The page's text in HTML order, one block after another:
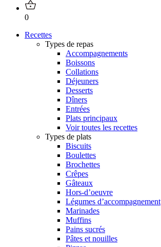
0
Recettes
Types de repas
Accompagnements
Boissons
Collations
Déjeuners
Desserts
Dîners
Entrées
Plats principaux
Voir toutes les recettes
Types de plats
Biscuits
Boulettes
Brochettes
Crêpes
Gâteaux
Hors-d’oeuvre
Légumes d’accompagnement
Marinades
Muffins
Pains sucrés
Pâtes et nouilles